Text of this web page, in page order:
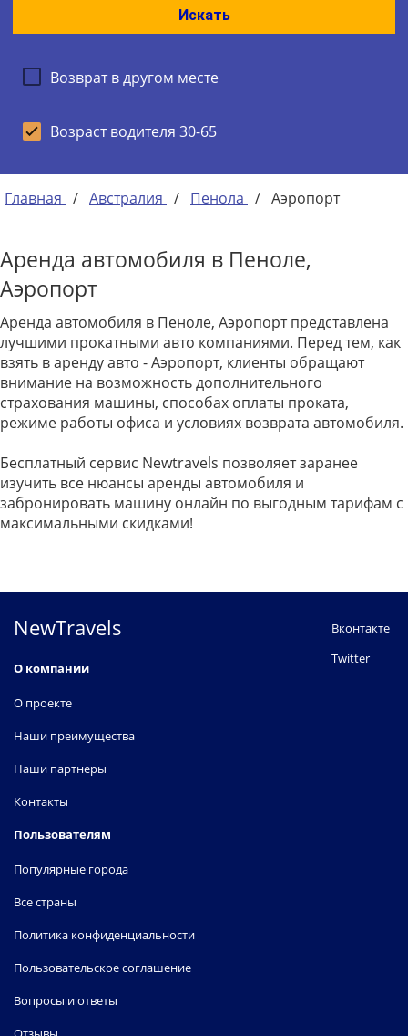
Искать
Возврат в другом месте
Возраст водителя 30-65
Главная / Австралия / Пенола / Аэропорт
Аренда автомобиля в Пеноле,
Аэропорт
Аренда автомобиля в Пеноле, Аэропорт представлена
лучшими прокатными авто компаниями. Перед тем, как
взять в аренду авто - Аэропорт, клиенты обращают
внимание на возможность дополнительного
страхования машины, способах оплаты проката,
режиме работы офиса и условиях возврата автомобиля.
Бесплатный сервис Newtravels позволяет заранее
изучить все нюансы аренды автомобиля и
забронировать машину онлайн по выгодным тарифам с
максимальными скидками!
NewTravels
О компании
О проекте
Наши преимущества
Наши партнеры
Контакты
Пользователям
Популярные города
Все страны
Политика конфиденциальности
Пользовательское соглашение
Вопросы и ответы
Вконтакте
Twitter